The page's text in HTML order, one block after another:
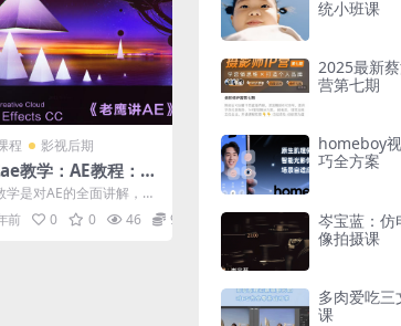
程 影视后期
教学：AE教程：老
学是对AE的全面讲解，从
发到各个知识点的案例应
求启发思维打开脑...
前 0 0 46 9.9
统小班课
2025最新
营第七期
homeboy
巧全方案
岑宝蓝：仿
像拍摄课
多肉爱吃三
课